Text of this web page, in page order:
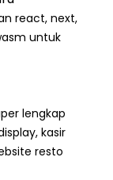
react, next,
untuk
lengkap
kasir
resto